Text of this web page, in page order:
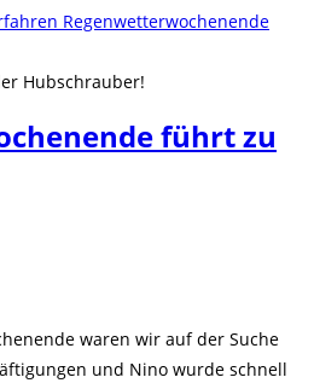
Hubschrauber!
führt zu
waren wir auf der Suche
und Nino wurde schnell